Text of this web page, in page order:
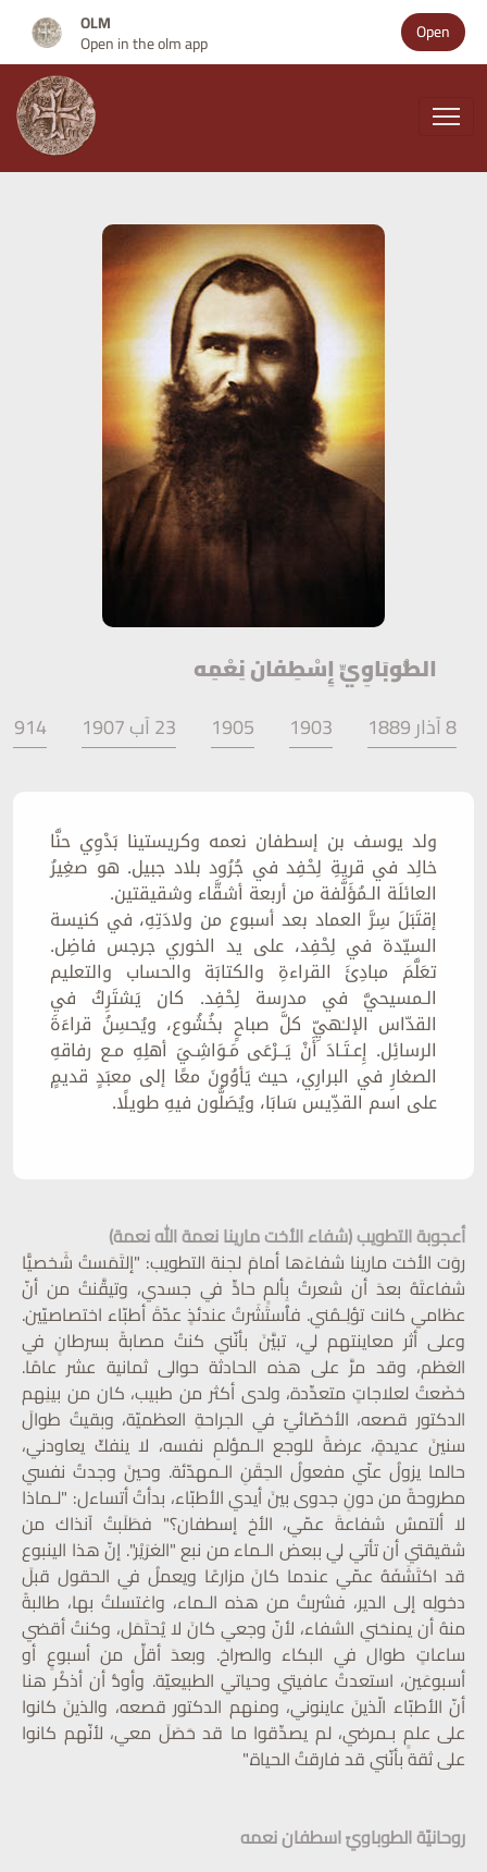
Open
OLM
Open in the olm app
الطُّوبَاوِيِّ إِسْطِفان نِعْمِه
8 آذار 1889 1903
1905 23 آب 1907 1914 -1918
ولد يوسف بن إسطفان نعمه وكريستينا بَدْوِي حنَّا
خالِد في قريةِ لِحْفِد في جُرُود بلاد جبيل. هو صغِيرُ
العائلَة الـمُؤَلَّفة من أربعة أشقَّاء وشقيقتين.
إقتَبَلَ سِرَّ العماد بعد أسبوع من ولادَتِهِ، في كنيسة
السيّدة في لِحْفِد، على يد الخوري جرجس فاضِل.
تعَلَّمَ مبادِئَ القراءةِ والكتابَة والحساب والتعليم
الـمسيحيَّ في مدرسة لِحْفِد. كان يَشتَرِكُ في
القدّاس الإلـٰهيِّ كلَّ صباحٍ بخُشُوع، ويُحسِنُ قراءَةَ
الرسائِل. إِعـتَـادَ أَنْ يَــرْعَى مَـوَاشِـيَ أهلِهِ مـع رفاقهِ
الصغارِ في البرارِي، حيث يَأوُونَ معًا إلى معبَدٍ قديمٍ
على اسم القدِّيس سَابَا، ويُصَلُّون فيهِ طويلًا.
أعجوبة التطويب (شفاء الأخت مارينا نعمة الله نعمة)
روَت الأخت مارينا شفاءَها أمامَ لجنة التطويب: "إلتَمَستُ شَخصيًّا
شفاعتَهُ بعدَ أن شعرتُ بِألمٍ حادٍّ في جسدي، وتيقَّنتُ من أنّ
عظامي كانت تؤلِـمُني. فٱستَشَرتُ عندئذٍ عدّةَ أطبّاء اختصاصيّين.
وعلى أثر معاينتهم لي، تبيَّنَ بأنّني كنتُ مصابةً بسرطانٍ في
العَظم، وقد مرَّ على هذه الحادثة حوالى ثمانية عشر عامًا.
خضَعتُ لعلاجاتٍ متعدِّدة، ولدى أكثر من طبيب، كان من بينِهم
الدكتور قصعه، الأخصّائيّ في الجراحةِ العظميّة، وبقيتُ طوالَ
سنينَ عديدةٍ، عرضةً للوجع الـمؤلمِ نفسه، لا ينفكّ يعاودني،
حالما يزولُ عنّي مفعولُ الحِقَنِ الـمهدّئة. وحينَ وجدتُ نفسي
مطروحةً من دونِ جدوى بينَ أيدي الأطبّاء، بدأتُ أتساءل: "لـماذا
لا ألتمسُ شفاعةَ عمّي، الأخ إسطفان؟" فطَلَبتُ آنذاك من
شقيقتي أن تأتي لي ببعض الـماء من نبع "الغرَيْر". إنّ هذا الينبوع
قد اكتَشَفَهُ عمّي عندما كانَ مزارعًا ويعملُ في الحقول قبلَ
دخولِه إلى الدير، فشربتُ من هذه الـماء، واغتسلتُ بها، طالبةً
منهُ أن يمنحَني الشفاء، لأنّ وجعي كانَ لا يُحتَمَل، وكنتُ أقضي
ساعاتٍ طوال في البكاء والصراخ. وبعدَ أقلِّ من أسبوعٍ أو
أسبوعَين، استعدتُ عافيتي وحياتي الطبيعيّة. وأودُّ أن أذكُر هنا
أنّ الأطبّاء الّذينَ عاينوني، ومنهم الدكتور قصعه، والذينَ كانوا
على علمٍ بـمرضي، لم يصدِّقوا ما قد حَصَلَ معي، لأنّهم كانوا
على ثقة بأنّني قد فارقتُ الحياة."
روحانيّة الطوباويّ اسطفان نعمه